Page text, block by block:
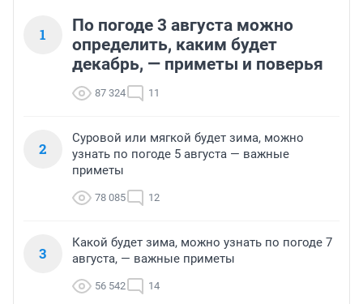
1
По погоде 3 августа можно
определить, каким будет
декабрь, — приметы и поверья
87 324 11
2
Суровой или мягкой будет зима, можно
узнать по погоде 5 августа — важные
приметы
78 085 12
3
Какой будет зима, можно узнать по погоде 7
августа, — важные приметы
56 542 14